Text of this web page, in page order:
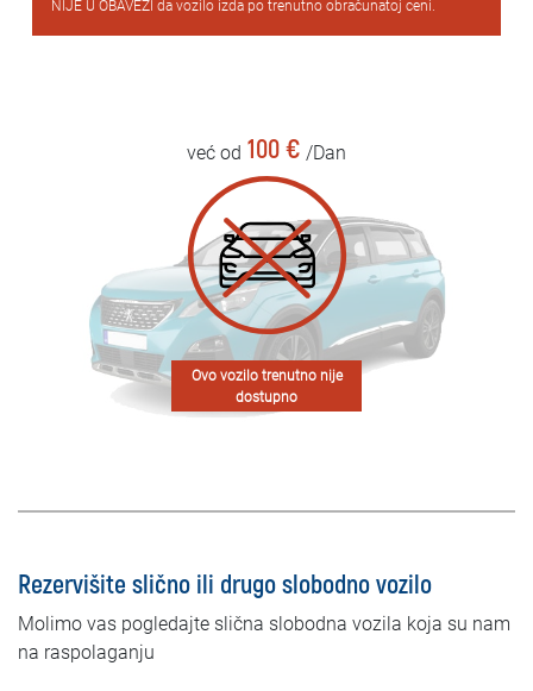
NIJE U OBAVEZI da vozilo izda po trenutno obračunatoj ceni.
već od 100 € /Dan
Ovo vozilo trenutno nije
dostupno
Rezervišite slično ili drugo slobodno vozilo
Molimo vas pogledajte slična slobodna vozila koja su nam
na raspolaganju